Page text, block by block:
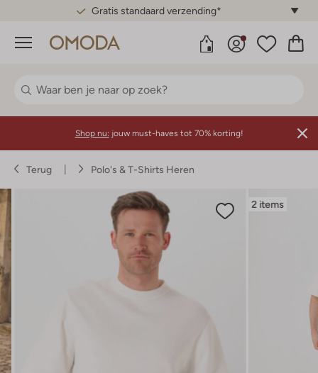
Gratis standaard verzending*
Menu
Shop nu: jouw must-haves tot 70% korting!
Terug Polo's & T-Shirts Heren
2 items